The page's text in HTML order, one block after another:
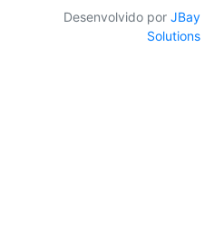
Desenvolvido por JBay
Solutions